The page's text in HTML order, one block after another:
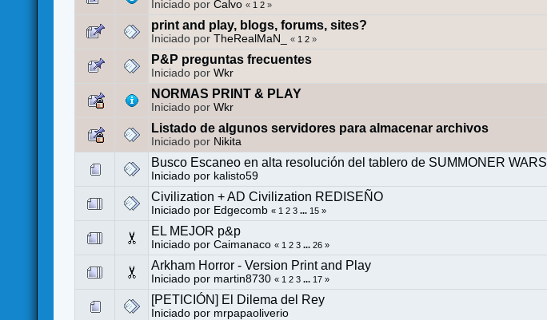
Iniciado porCalvo « 1 2 »
print and play, blogs, forums, sites?
Iniciado porTheRealMaN_ « 1 2 »
P&P preguntas frecuentes
Iniciado porWkr
NORMAS PRINT & PLAY
Iniciado porWkr
Listado de algunos servidores para almacenar archivos
Iniciado por Nikita
Busco Escaneo en alta resolución del tablero de SUMMONER WARS
Iniciado por kalisto59
Civilization + AD Civilization REDISEÑO
Iniciado por Edgecomb « 1 2 3 ... 15 »
EL MEJOR p&p
Iniciado porCaimanaco « 1 2 3 ...26 »
Arkham Horror - Version Print and Play
Iniciado por martin8730 « 1 2 3 ... 17 »
[PETICIÓN] El Dilema del Rey
Iniciado por mrpapaoliverio